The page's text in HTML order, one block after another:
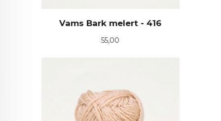
Vams Bark melert - 416
Pris
55,00